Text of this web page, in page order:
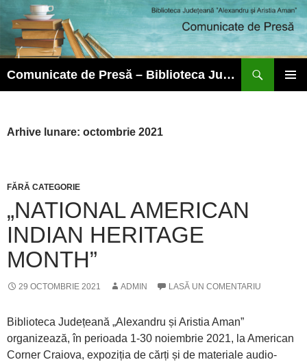
Comunicate de Presă – Biblioteca Județeană ”Alexandru și Aristia Aman”
Arhive lunare: octombrie 2021
FĂRĂ CATEGORIE
„NATIONAL AMERICAN
INDIAN HERITAGE
MONTH”
29 OCTOMBRIE 2021 ADMIN LASĂ UN COMENTARIU
Biblioteca Județeană „Alexandru și Aristia Aman”
organizează, în perioada 1-30 noiembrie 2021, la American
Corner Craiova, expoziția de cărți și de materiale audio-